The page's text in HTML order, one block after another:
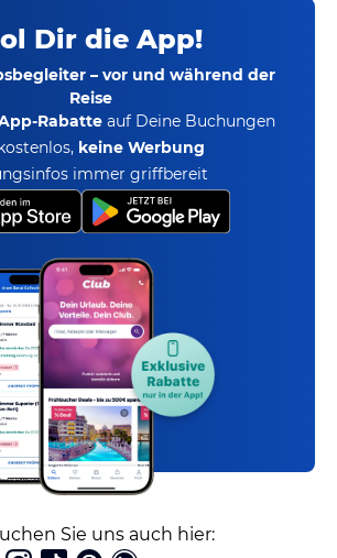
Dir die App!
– vor und während der
Reise
Rabatte auf Deine Buchungen
keine Werbung
immer griffbereit
Sie uns auch hier: